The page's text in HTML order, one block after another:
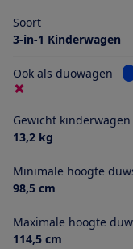
Soort
3-in-1 Kinderwagen
Ook als duowagen
Gewicht kinderwagen
13,2 kg
Minimale hoogte
98,5 cm
Maximale hoogte
114,5 cm